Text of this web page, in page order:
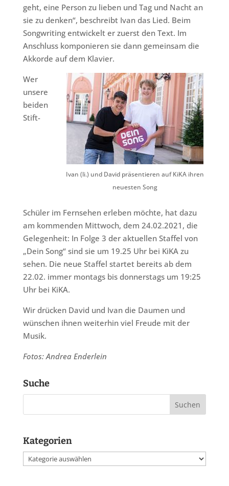
geht, eine Person zu lieben und Tag und Nacht an
sie zu denken“, beschreibt Ivan das Lied. Beim
Songwriting entwickelt er zuerst den Text. Im
Anschluss komponieren sie dann gemeinsam die
Akkorde auf dem Klavier.
Ivan (li.) und David präsentieren auf KiKA ihren
neuesten Song
Wer
unsere
beiden
Stift-
Schüler im Fernsehen erleben möchte, hat dazu
am kommenden Mittwoch, dem 24.02.2021, die
Gelegenheit: In Folge 3 der aktuellen Staffel von
„Dein Song“ sind sie um 19.25 Uhr bei KiKA zu
sehen. Die neue Staffel startet bereits ab dem
22.02. immer montags bis donnerstags um 19:25
Uhr bei KiKA.
Wir drücken David und Ivan die Daumen und
wünschen ihnen weiterhin viel Freude mit der
Musik.
Fotos: Andrea Enderlein
Suche
Kategorien
Kategorien